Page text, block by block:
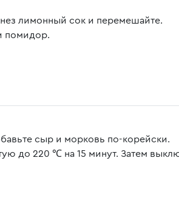
лимонный сок и перемешайте.
помидор.
сыр и морковь по-корейски.
до 220 ℃ на 15 минут. Затем